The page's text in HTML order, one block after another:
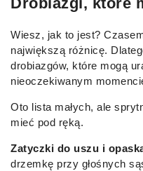
Wiesz, jak to jest?
największą różnicę.
drobiazgów, które mogą
nieoczekiwanym
Oto lista małych, ale
mieć pod ręką.
Zatyczki do uszu i
drzemkę przy głośnych